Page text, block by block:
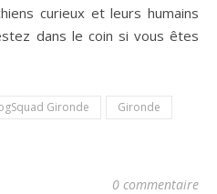
curieux et leurs humains
dans le coin si vous êtes
Gironde
Gironde
0 commentaire